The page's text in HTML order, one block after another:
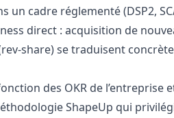
un cadre réglementé (DSP2,
direct : acquisition de
share) se traduisent
des OKR de l’entreprise
ShapeUp qui